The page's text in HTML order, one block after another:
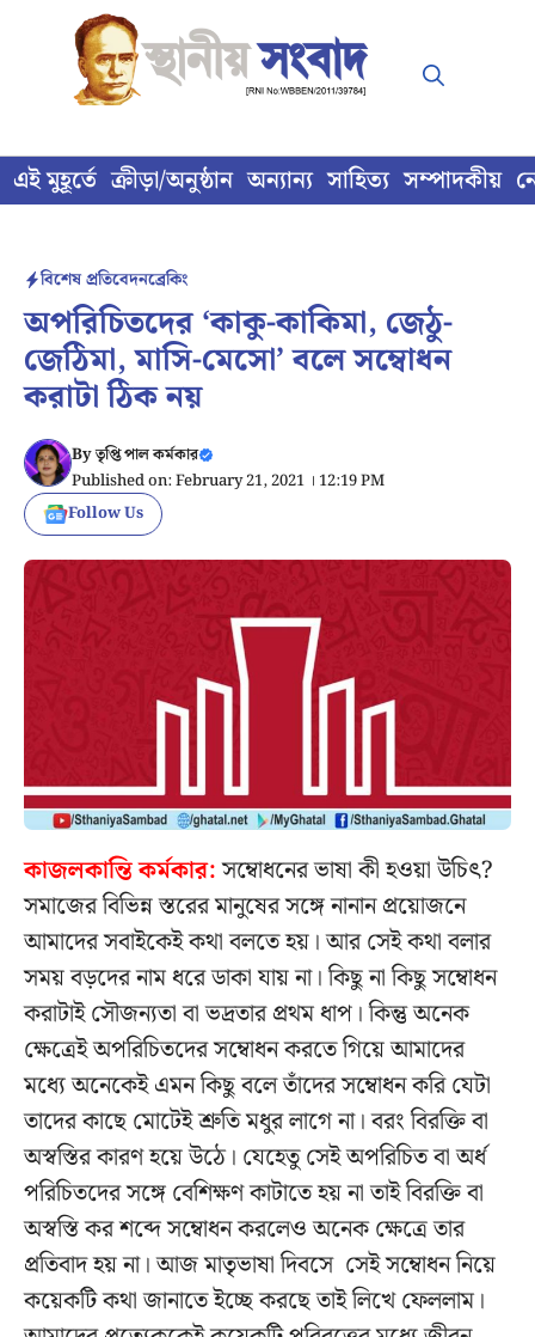
content
এই মুহূর্তে ক্রীড়া/অনুষ্ঠান অন্যান্য সাহিত্য সম্পাদকীয়
বিশেষ প্রতিবেদনব্রেকিং
অপরিচিতদের ‘কাকু-কাকিমা, জেঠু-
জেঠিমা, মাসি-মেসো’ বলে সম্বোধন
করাটা ঠিক নয়
Byতৃপ্তি পাল কর্মকার
Published on: February 21, 2021 । 12:19 PM
Follow Us
কাজলকান্তি কর্মকার:সম্বোধনের ভাষা কী হওয়া উচিৎ?
সমাজের বিভিন্ন স্তরের মানুষের সঙ্গে নানান প্রয়োজনে
আমাদের সবাইকেই কথা বলতে হয়। আর সেই কথা বলার
সময় বড়দের নাম ধরে ডাকা যায় না। কিছু না কিছু সম্বোধন
করাটাই সৌজন্যতা বা ভদ্রতার প্রথম ধাপ। কিন্তু অনেক
ক্ষেত্রেই অপরিচিতদের সম্বোধন করতে গিয়ে আমাদের
মধ্যে অনেকেই এমন কিছু বলে তাঁদের সম্বোধন করি যেটা
তাদের কাছে মোটেই শ্রুতি মধুর লাগে না। বরং বিরক্তি বা
অস্বস্তির কারণ হয়ে উঠে। যেহেতু সেই অপরিচিত বা অর্ধ
পরিচিতদের সঙ্গে বেশিক্ষণ কাটাতে হয় না তাই বিরক্তি বা
অস্বস্তি কর শব্দে সম্বোধন করলেও অনেক ক্ষেত্রে তার
প্রতিবাদ হয় না। আজ মাতৃভাষা দিবসে সেই সম্বোধন নিয়ে
কয়েকটি কথা জানাতে ইচ্ছে করছে তাই লিখে ফেললাম।